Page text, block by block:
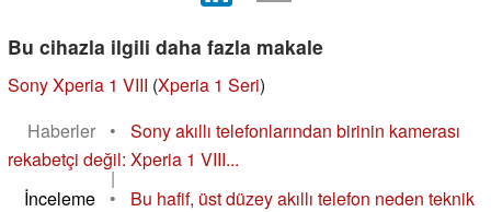
Bu cihazla ilgili daha fazla makale
Sony Xperia 1 VIII (Xperia 1 Seri)
Haberler
•
Sony akıllı telefonlarından birinin kamerası
rekabetçi değil: Xperia 1 VIII...
|
İnceleme
•
Bu hafif, üst düzey akıllı telefon neden teknik